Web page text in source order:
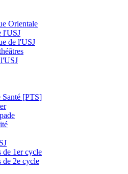
Orientale
l'USJ
de l'USJ
Santé [PTS]
de 1er cycle
de 2e cycle